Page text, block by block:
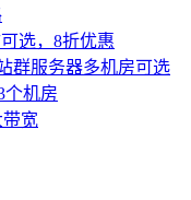
选，8折优惠
群服务器多机房可选
个机房
带宽